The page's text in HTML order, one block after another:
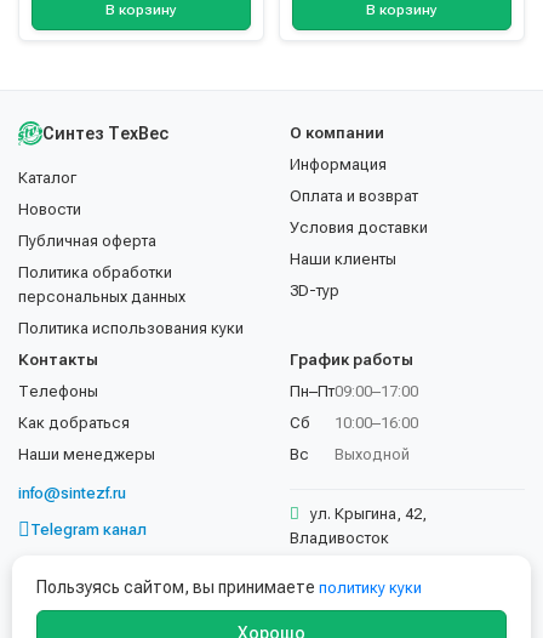
В корзину В корзину
Синтез ТехВес
Каталог
Новости
Публичная оферта
Политика обработки
персональных данных
Политика использования куки
О компании
Информация
Оплата и возврат
Условия доставки
Наши клиенты
3D-тур
Контакты
Телефоны
Как добраться
Наши менеджеры
info@sintezf.ru
Telegram канал
График работы
Пн–Пт
Сб
Вс
09:00–17:00
10:00–16:00
Выходной
ул. Крыгина, 42,
Владивосток
Пользуясь сайтом, вы принимаете политику куки
Хорошо